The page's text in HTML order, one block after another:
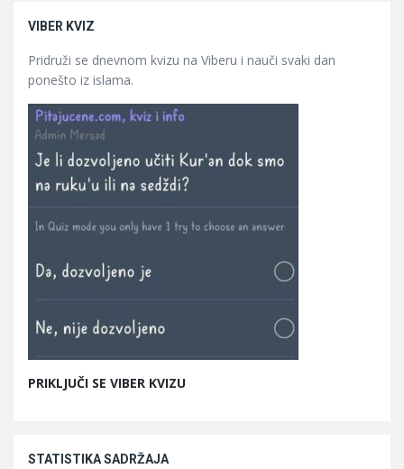
VIBER KVIZ
Pridruži se dnevnom kvizu na Viberu i nauči svaki dan
ponešto iz islama.
PRIKLJUČI SE VIBER KVIZU
STATISTIKA SADRŽAJA